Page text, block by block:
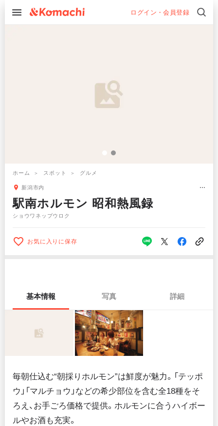
ログイン・会員登録
ホーム スポット グルメ
新潟市内
駅南ホルモン 昭和熱風録
ショウワネップウロク
お気に入りに保存
基本情報 写真 詳細
毎朝仕込む“朝採りホルモン”は鮮度が魅力。「テッポ
ウ」「マルチョウ」などの希少部位を含む全18種をそ
ろえ、お手ごろ価格で提供。ホルモンに合うハイボー
ルやお酒も充実。